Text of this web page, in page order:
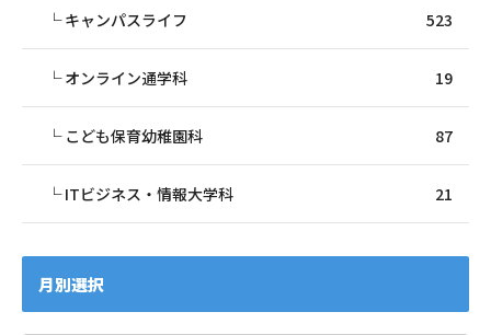
キャンパスライフ 523
オンライン通学科 19
こども保育幼稚園科 87
ITビジネス・情報大学科 21
月別選択